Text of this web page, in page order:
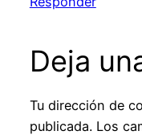
Deja
Tu dirección de
publicada. Los